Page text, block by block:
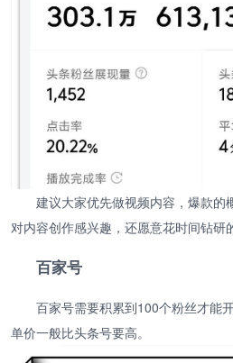
建议大家优先做视频内容，爆款的
对内容创作感兴趣，还愿意花时间钻研
百家号
百家号需要积累到100个粉丝才能
单价一般比头条号要高。